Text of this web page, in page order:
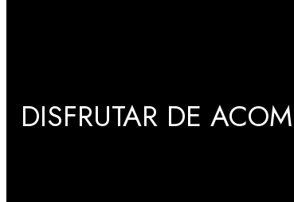
GRADUACIONES
DISFRUTAR DE